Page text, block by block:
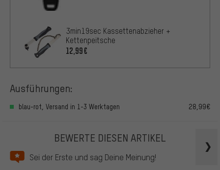
3min19sec Kassettenabzieher +
Kettenpeitsche
12,99€
Ausführungen:
blau-rot, Versand in 1-3 Werktagen 28,99€
BEWERTE DIESEN ARTIKEL
Sei der Erste und sag Deine Meinung!